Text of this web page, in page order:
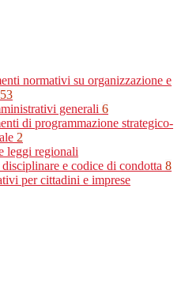
normativi su organizzazione e
53
generali 6
di programmazione strategico-
2
leggi regionali
e codice di condotta 8
per cittadini e imprese